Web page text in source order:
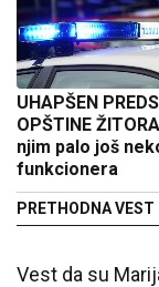
UHAPŠEN
OPŠTINE
njim palo još
funkcionera
PRETHODNA VEST
Vest da su